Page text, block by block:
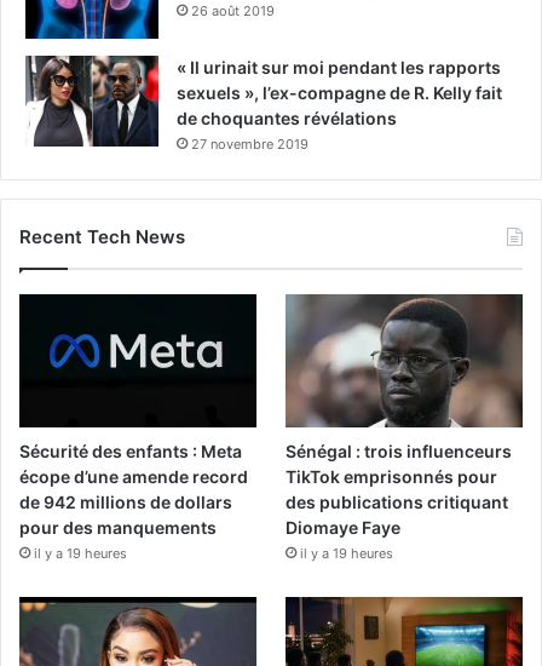
26 août 2019
« Il urinait sur moi pendant les rapports
sexuels », l’ex-compagne de R. Kelly fait
de choquantes révélations
27 novembre 2019
Recent Tech News
Sécurité des enfants : Meta
écope d’une amende record
de 942 millions de dollars
pour des manquements
il y a 19 heures
Sénégal : trois influenceurs
TikTok emprisonnés pour
des publications critiquant
Diomaye Faye
il y a 19 heures